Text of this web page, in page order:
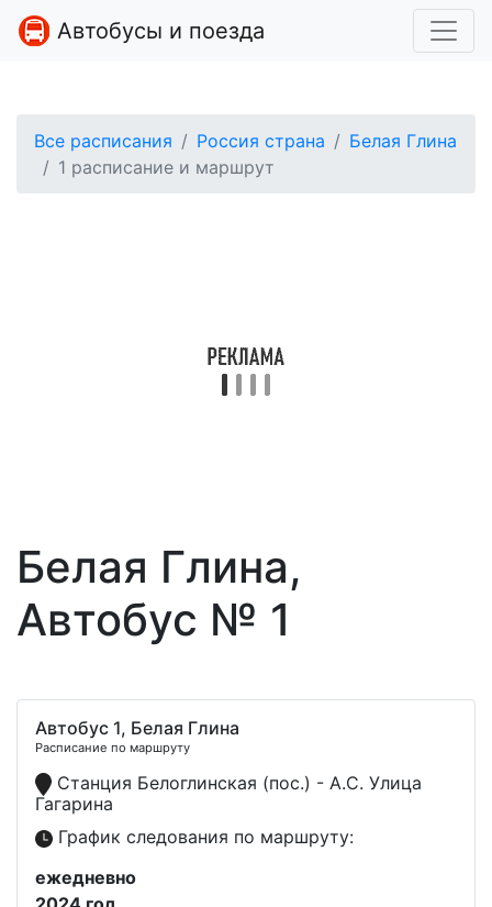
Автобусы и поезда
Все расписания Россия страна
Белая Глина
1 расписание и маршрут
Белая Глина,
Автобус № 1
Автобус 1, Белая Глина
Расписание по маршруту
Станция Белоглинская (пос.) - А.С. Улица
Гагарина
График следования по маршруту:
ежедневно